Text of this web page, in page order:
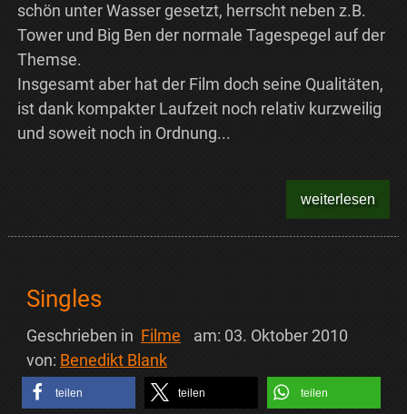
schön unter Wasser gesetzt, herrscht neben z.B.
Tower und Big Ben der normale Tagespegel auf der
Themse.
Insgesamt aber hat der Film doch seine Qualitäten,
ist dank kompakter Laufzeit noch relativ kurzweilig
und soweit noch in Ordnung...
weiterlesen
Singles
Geschrieben in Filme am: 03. Oktober 2010
von: Benedikt Blank
teilen teilen teilen